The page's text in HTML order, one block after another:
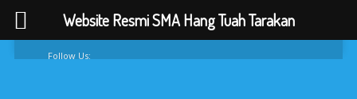
Follow Us:
Website Resmi SMA Hang Tuah Tarakan